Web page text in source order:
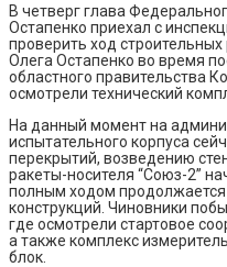
В четверг глава
Остапенко приехал с
проверить ход
Олега Остапенко во время
областного правительства
осмотрели технический
На данный момент на
испытательного корпуса
перекрытий, возведению
ракеты-носителя “Союз-2”
полным ходом
конструкций. Чиновники
где осмотрели стартовое
а также комплекс
блок.